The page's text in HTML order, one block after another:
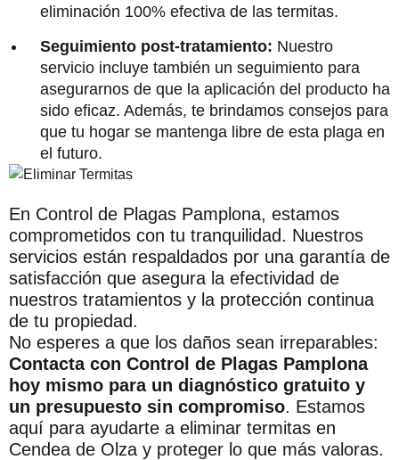
eliminación 100% efectiva de las termitas.
Seguimiento post-tratamiento: Nuestro
servicio incluye también un seguimiento para
asegurarnos de que la aplicación del producto ha
sido eficaz. Además, te brindamos consejos para
que tu hogar se mantenga libre de esta plaga en
el futuro.
En Control de Plagas Pamplona, estamos
comprometidos con tu tranquilidad. Nuestros
servicios están respaldados por una garantía de
satisfacción que asegura la efectividad de
nuestros tratamientos y la protección continua
de tu propiedad.
No esperes a que los daños sean irreparables:
Contacta con Control de Plagas Pamplona
hoy mismo para un diagnóstico gratuito y
un presupuesto sin compromiso. Estamos
aquí para ayudarte a eliminar termitas en
Cendea de Olza y proteger lo que más valoras.